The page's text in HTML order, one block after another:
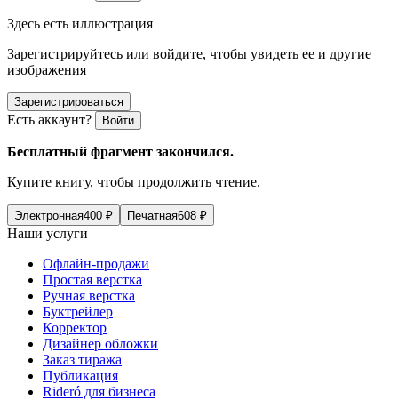
Здесь есть иллюстрация
Зарегистрируйтесь или войдите, чтобы увидеть ее и другие
изображения
Зарегистрироваться
Есть аккаунт? Войти
Бесплатный фрагмент закончился.
Купите книгу, чтобы продолжить чтение.
Электронная400 ₽ Печатная608 ₽
Наши услуги
Офлайн-продажи
Простая верстка
Ручная верстка
Буктрейлер
Корректор
Дизайнер обложки
Заказ тиража
Публикация
Rideró для бизнеса